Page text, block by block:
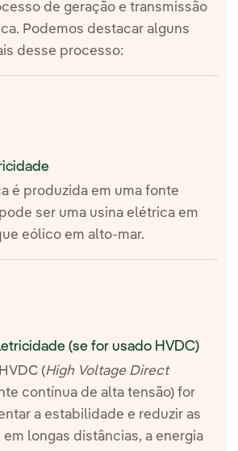
de geração e transmissão
Podemos destacar alguns
desse processo:
é produzida em uma fonte
ser uma usina elétrica em
eólico em alto-mar.
(se for usado HVDC)
(High Voltage Direct
contínua de alta tensão) for
a estabilidade e reduzir as
longas distâncias, a energia